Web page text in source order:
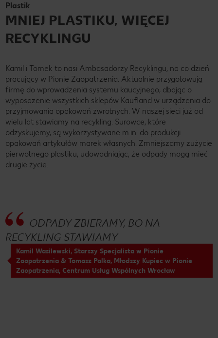
Plastik
MNIEJ PLASTIKU, WIĘCEJ
RECYKLINGU
Kamil i Tomek to nasi Ambasadorzy Recyklingu, na co dzień
pracujący w Pionie Zaopatrzenia. Aktualnie przygotowują
firmę do wprowadzenia systemu kaucyjnego, dbając o
wyposażenie wszystkich sklepów Kaufland w urządzenia do
przyjmowania opakowań zwrotnych. W naszej sieci już od
wielu lat stawiamy na recykling. Surowce, które
odzyskujemy, są wykorzystywane m.in. do produkcji
opakowań artykułów marek własnych. Zmniejszamy zużycie
pierwotnego plastiku, udowadniając, że odpady mogą mieć
drugie życie.
ODPADY ZBIERAMY, BO NA
RECYKLING STAWIAMY
Kamil Wasilewski, Starszy Specjalista w Pionie
Zaopatrzenia & Tomasz Palka, Młodszy Kupiec w Pionie
Zaopatrzenia, Centrum Usług Wspólnych Wrocław